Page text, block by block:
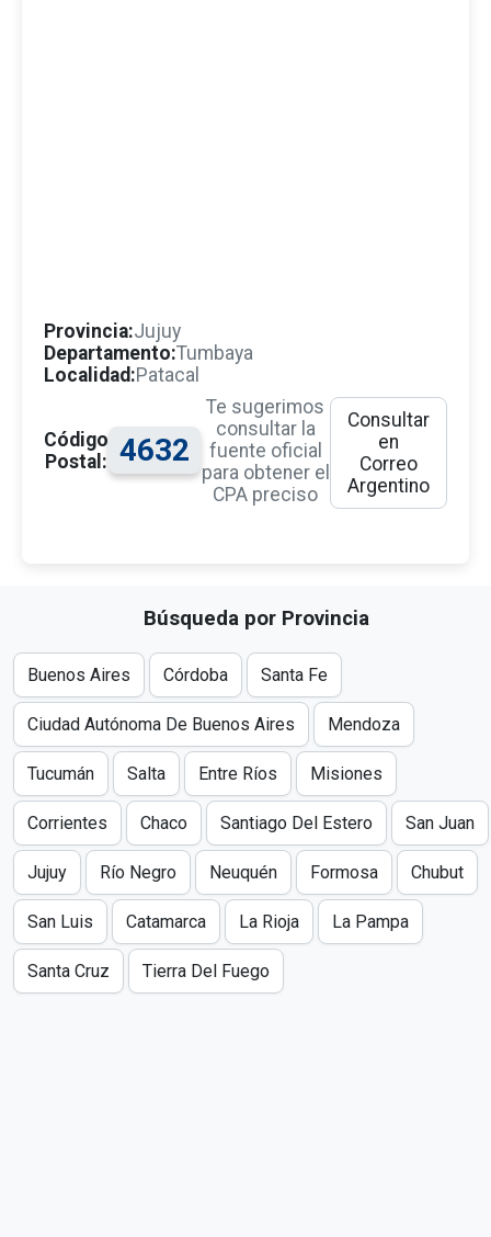
Provincia:Jujuy
Departamento:Tumbaya
Localidad:Patacal
Código
Postal: 4632
Te sugerimos
consultar la
fuente oficial
para obtener el
CPA preciso
Consultar
en
Correo
Argentino
Búsqueda por Provincia
Buenos Aires Córdoba Santa Fe
Ciudad Autónoma De Buenos Aires Mendoza
Tucumán Salta Entre Ríos Misiones
Corrientes Chaco Santiago Del Estero San Juan
Jujuy Río Negro Neuquén Formosa Chubut
San Luis Catamarca La Rioja La Pampa
Santa Cruz Tierra Del Fuego